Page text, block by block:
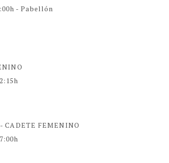
- Pabellón
CADETE FEMENINO